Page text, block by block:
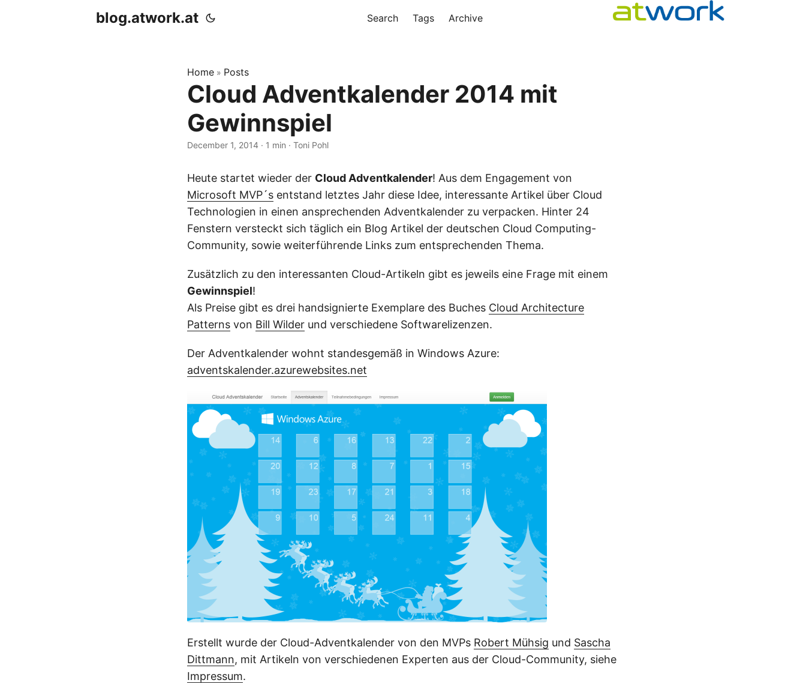
blog.atwork.at Search Tags Archive
Home » Posts
Cloud Adventkalender 2014 mit
Gewinnspiel
December 1, 2014 · 1 min · Toni Pohl
Heute startet wieder der Cloud Adventkalender! Aus dem Engagement von
Microsoft MVP´s entstand letztes Jahr diese Idee, interessante Artikel über Cloud
Technologien in einen ansprechenden Adventkalender zu verpacken. Hinter 24
Fenstern versteckt sich täglich ein Blog Artikel der deutschen Cloud Computing-
Community, sowie weiterführende Links zum entsprechenden Thema.
Zusätzlich zu den interessanten Cloud-Artikeln gibt es jeweils eine Frage mit einem
Gewinnspiel!
Als Preise gibt es drei handsignierte Exemplare des Buches Cloud Architecture
Patterns von Bill Wilder und verschiedene Softwarelizenzen.
Der Adventkalender wohnt standesgemäß in Windows Azure:
adventskalender.azurewebsites.net
Erstellt wurde der Cloud-Adventkalender von den MVPs Robert Mühsig und Sascha
Dittmann, mit Artikeln von verschiedenen Experten aus der Cloud-Community, siehe
Impressum.